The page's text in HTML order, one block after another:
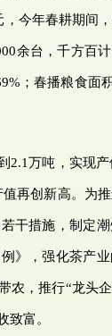
今年春耕期间
余台，千方百
；春播粮食面
2.1万吨，实现
再创新高。为
干措施，制定
》，强化茶产
农，推行“龙头
致富。